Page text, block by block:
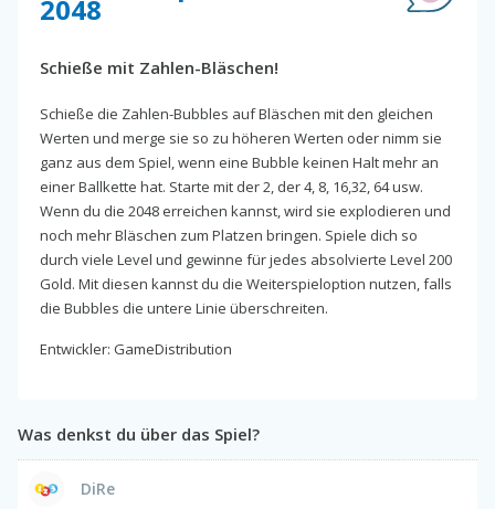
2048
Schieße mit Zahlen-Bläschen!
Schieße die Zahlen-Bubbles auf Bläschen mit den gleichen
Werten und merge sie so zu höheren Werten oder nimm sie
ganz aus dem Spiel, wenn eine Bubble keinen Halt mehr an
einer Ballkette hat. Starte mit der 2, der 4, 8, 16,32, 64 usw.
Wenn du die 2048 erreichen kannst, wird sie explodieren und
noch mehr Bläschen zum Platzen bringen. Spiele dich so
durch viele Level und gewinne für jedes absolvierte Level 200
Gold. Mit diesen kannst du die Weiterspieloption nutzen, falls
die Bubbles die untere Linie überschreiten.
Entwickler: GameDistribution
Was denkst du über das Spiel?
DiRe